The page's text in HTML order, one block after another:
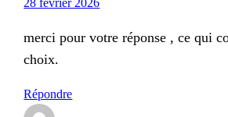
merci pour votre réponse , ce qui
choix.
Répondre